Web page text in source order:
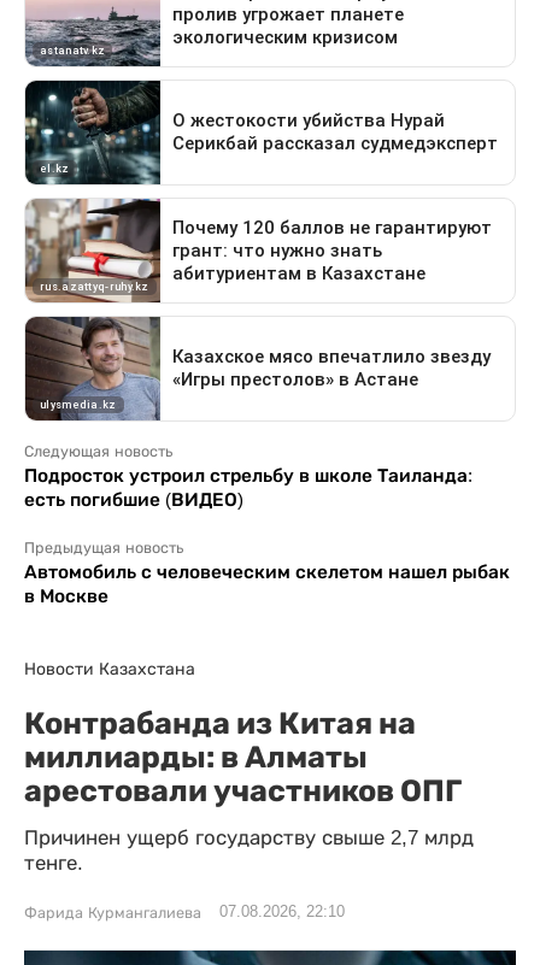
Следующая новость
Подросток устроил стрельбу в школе Таиланда:
есть погибшие (ВИДЕО)
Предыдущая новость
Автомобиль с человеческим скелетом нашел рыбак
в Москве
Новости Казахстана
Контрабанда из Китая на
миллиарды: в Алматы
арестовали участников ОПГ
Причинен ущерб государству свыше 2,7 млрд
тенге.
Фарида Курмангалиева 07.08.2026, 22:10